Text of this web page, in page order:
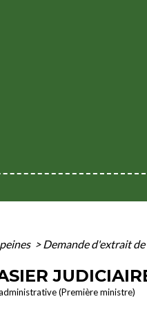
> Demande d'extrait
(Première ministre)